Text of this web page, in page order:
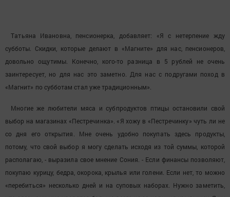
Татьяна Ивановна, пенсионерка, добавляет: «Я с нетерпение жду
субботы. Скидки, которые делают в «Магните» для нас, пенсионеров,
довольно ощутимы. Конечно, кого-то разница в 5 рублей не очень
заинтересует, но для нас это заметно. Для нас с подругами поход в
«Магнит» по субботам стал уже традиционным».
Многие же любители мяса и субпродуктов птицы остановили свой
выбор на магазинах «Пестречинка». «Я хожу в «Пестречинку» чуть ли не
со дня его открытия. Мне очень удобно покупать здесь продукты,
потому, что свой выбор я могу сделать исходя из той суммы, которой
располагаю, - выразила свое мнение Сония. - Если финансы позволяют,
покупаю курицу, бедра, окорока, крылья или голени. Если нет, то можно
«перебиться» несколько дней и на суповых наборах. Нужно заметить,